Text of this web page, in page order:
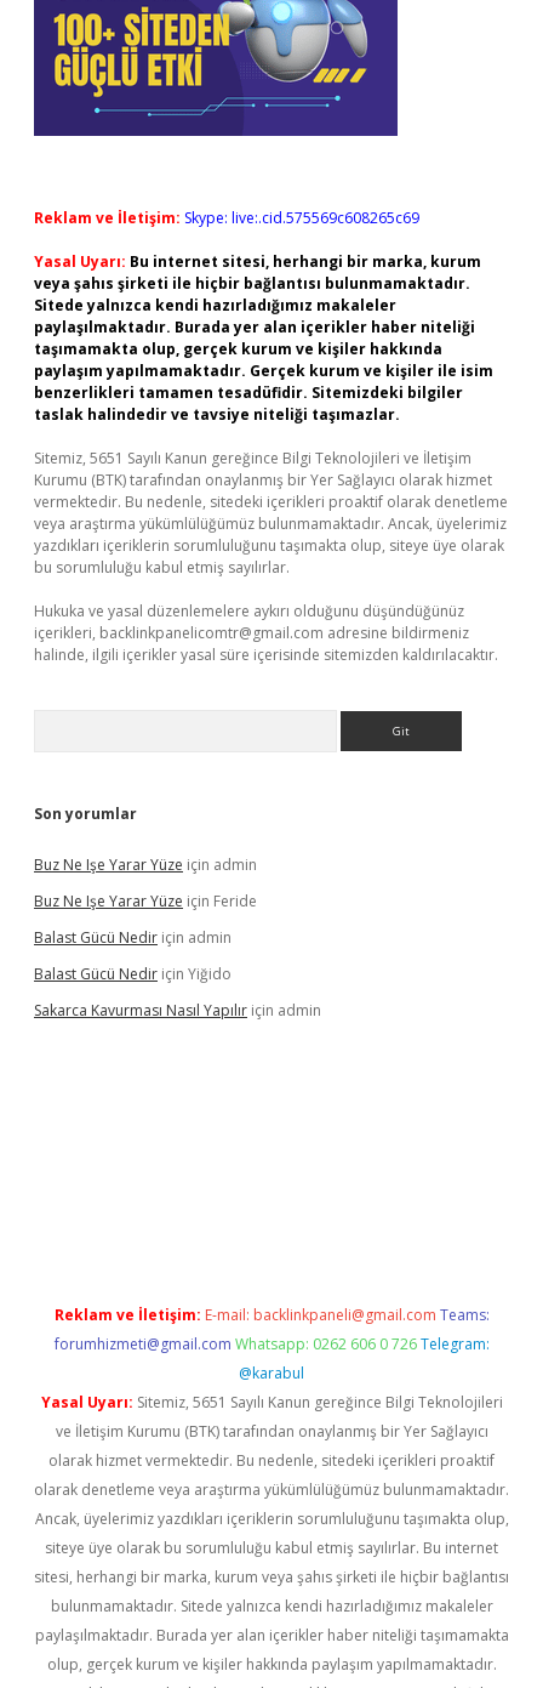
Reklam ve İletişim: Skype: live:.cid.575569c608265c69
Yasal Uyarı: Bu internet sitesi, herhangi bir marka, kurum
veya şahıs şirketi ile hiçbir bağlantısı bulunmamaktadır.
Sitede yalnızca kendi hazırladığımız makaleler
paylaşılmaktadır. Burada yer alan içerikler haber niteliği
taşımamakta olup, gerçek kurum ve kişiler hakkında
paylaşım yapılmamaktadır. Gerçek kurum ve kişiler ile isim
benzerlikleri tamamen tesadüfidir. Sitemizdeki bilgiler
taslak halindedir ve tavsiye niteliği taşımazlar.
Sitemiz, 5651 Sayılı Kanun gereğince Bilgi Teknolojileri ve İletişim
Kurumu (BTK) tarafından onaylanmış bir Yer Sağlayıcı olarak hizmet
vermektedir. Bu nedenle, sitedeki içerikleri proaktif olarak denetleme
veya araştırma yükümlülüğümüz bulunmamaktadır. Ancak, üyelerimiz
yazdıkları içeriklerin sorumluluğunu taşımakta olup, siteye üye olarak
bu sorumluluğu kabul etmiş sayılırlar.
Hukuka ve yasal düzenlemelere aykırı olduğunu düşündüğünüz
içerikleri, backlinkpanelicomtr@gmail.com adresine bildirmeniz
halinde, ilgili içerikler yasal süre içerisinde sitemizden kaldırılacaktır.
Son yorumlar
Buz Ne Işe Yarar Yüze için admin
Buz Ne Işe Yarar Yüze için Feride
Balast Gücü Nedir için admin
Balast Gücü Nedir için Yiğido
Sakarca Kavurması Nasıl Yapılır için admin
Reklam ve İletişim: E-mail: backlinkpaneli@gmail.com Teams:
forumhizmeti@gmail.com Whatsapp: 0262 606 0 726 Telegram:
@karabul
Yasal Uyarı: Sitemiz, 5651 Sayılı Kanun gereğince Bilgi Teknolojileri
ve İletişim Kurumu (BTK) tarafından onaylanmış bir Yer Sağlayıcı
olarak hizmet vermektedir. Bu nedenle, sitedeki içerikleri proaktif
olarak denetleme veya araştırma yükümlülüğümüz bulunmamaktadır.
Ancak, üyelerimiz yazdıkları içeriklerin sorumluluğunu taşımakta olup,
siteye üye olarak bu sorumluluğu kabul etmiş sayılırlar. Bu internet
sitesi, herhangi bir marka, kurum veya şahıs şirketi ile hiçbir bağlantısı
bulunmamaktadır. Sitede yalnızca kendi hazırladığımız makaleler
paylaşılmaktadır. Burada yer alan içerikler haber niteliği taşımamakta
olup, gerçek kurum ve kişiler hakkında paylaşım yapılmamaktadır.